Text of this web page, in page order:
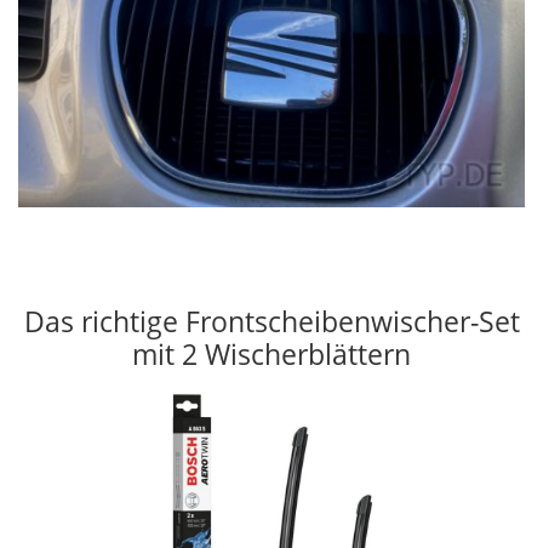
Das richtige Frontscheibenwischer-Set
mit 2 Wischerblättern